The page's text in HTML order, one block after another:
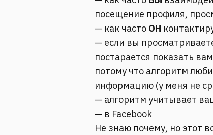
посещение профиля,
— как часто ОН
— если вы
постарается показать вам
потому что алгоритм
информацию (у меня не
— алгоритм учитывает
— в Facebook
Не знаю почему, но этот